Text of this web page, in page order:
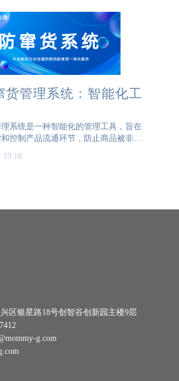
货管理系统：智能化工
系统是一种智能化的管理工具，旨在
控制产品流通环节，防止商品被非法
据和二维码扫描，为企业提供全面的
19:18
银星路18号创智谷创新园主楼9层
g.com